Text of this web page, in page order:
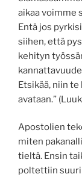
aikaa voimme
Entä jos
siihen, että
kehityn
Etsikää, niin
avataan.”
Apostolien
miten
tieltä. Ensin
poltettiin suuri